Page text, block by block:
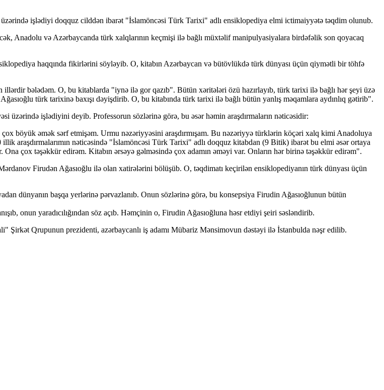
işlədiyi doqquz cilddən ibarət "İslamöncəsi Türk Tarixi" adlı ensiklopediya elmi ictimaiyyətə təqdim olunub.
Anadolu və Azərbaycanda türk xalqlarının keçmişi ilə bağlı müxtəlif manipulyasiyalara birdəfəlik son qoyacaq
haqqında fikirlərini söyləyib. O, kitabın Azərbaycan və bütövlükdə türk dünyası üçün qiymətli bir töhfə
illərdir bələdəm. O, bu kitablarda "iynə ilə gor qazıb". Bütün xəritələri özü hazırlayıb, türk tarixi ilə bağlı hər şeyi üzə
türk tarixinə baxışı dəyişdirib. O, bu kitabında türk tarixi ilə bağlı bütün yanlış məqamlara aydınlıq gətirib".
üzərində işlədiyini deyib. Professorun sözlərinə görə, bu əsər həmin araşdırmaların nəticəsidir:
böyük əmək sərf etmişəm. Urmu nəzəriyyəsini araşdırmışam. Bu nəzəriyyə türklərin köçəri xalq kimi Anadoluya
araşdırmalarımın nəticəsində "İslamöncəsi Türk Tarixi" adlı doqquz kitabdan (9 Bitik) ibarət bu elmi əsər ortaya
çox təşəkkür edirəm. Kitabın ərsəyə gəlməsində çox adamın əməyi var. Onların hər birinə təşəkkür edirəm".
Firudən Ağasıoğlu ilə olan xatirələrini bölüşüb. O, təqdimatı keçirilən ensiklopediyanın türk dünyası üçün
dünyanın başqa yerlərinə pərvazlanıb. Onun sözlərinə görə, bu konsepsiya Firudin Ağasıoğlunun bütün
onun yaradıcılığından söz açıb. Həmçinin o, Firudin Ağasıoğluna həsr etdiyi şeiri səsləndirib.
Qrupunun prezidenti, azərbaycanlı iş adamı Mübariz Mənsimovun dəstəyi ilə İstanbulda nəşr edilib.